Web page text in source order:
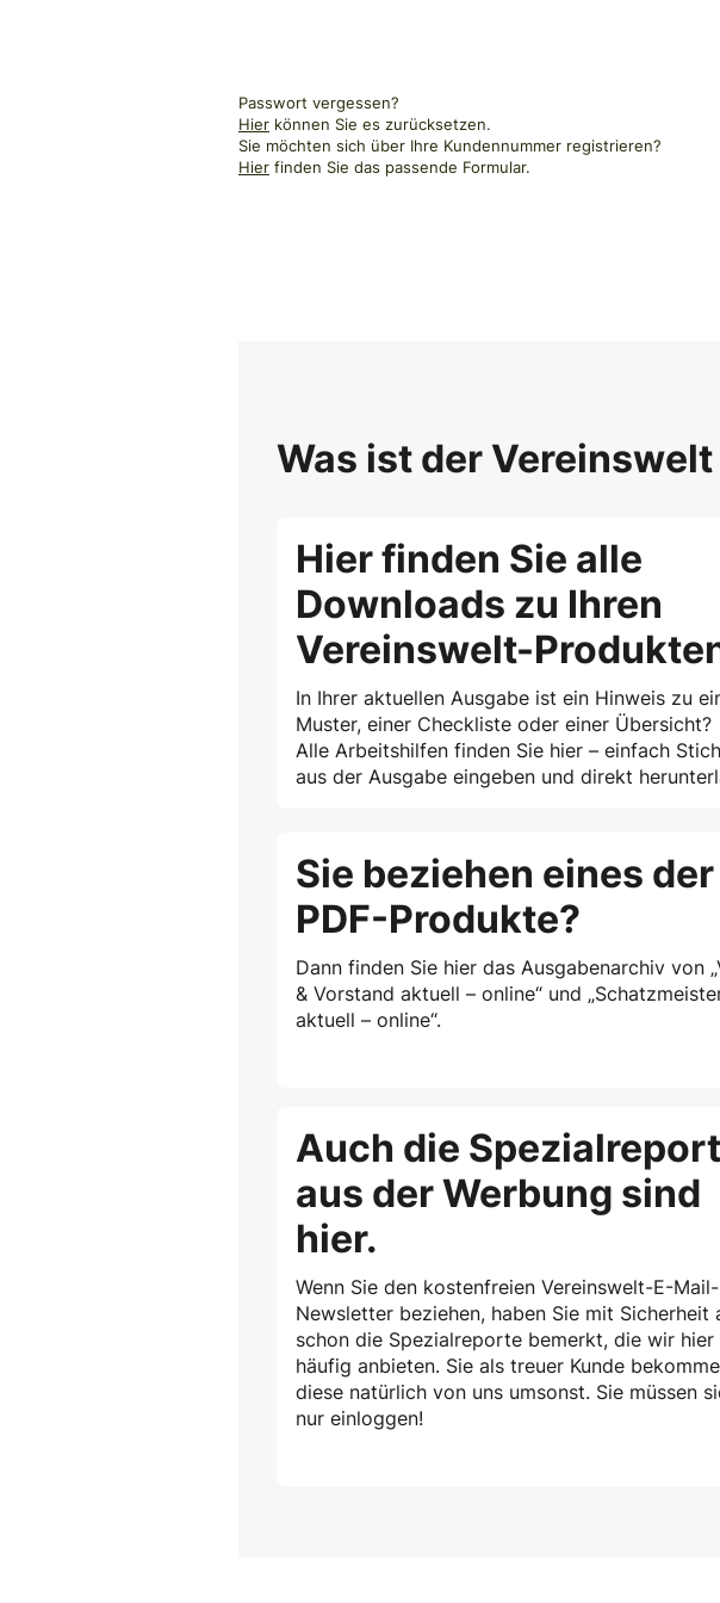
Passwort vergessen?
Hier können Sie es zurücksetzen.
Sie möchten sich über Ihre Kundennummer registrieren?
Hier finden Sie das passende Formular.
Was ist der
Hier finden Sie alle
Downloads zu Ihren
Vereinswelt-
In Ihrer aktuellen Ausgabe ist ein Hinweis zu
Muster, einer Checkliste oder einer Übersicht?
Alle Arbeitshilfen finden Sie hier – einfach
aus der Ausgabe eingeben und direkt
Sie beziehen eines der
PDF-Produkte?
Dann finden Sie hier das Ausgabenarchiv von
& Vorstand aktuell – online“ und
aktuell – online“.
Auch die
aus der Werbung sind
hier.
Wenn Sie den kostenfreien Vereinswelt-E-Mail-
Newsletter beziehen, haben Sie mit Sicherheit
schon die Spezialreporte bemerkt, die wir hier
häufig anbieten. Sie als treuer Kunde
diese natürlich von uns umsonst. Sie müssen
nur einloggen!